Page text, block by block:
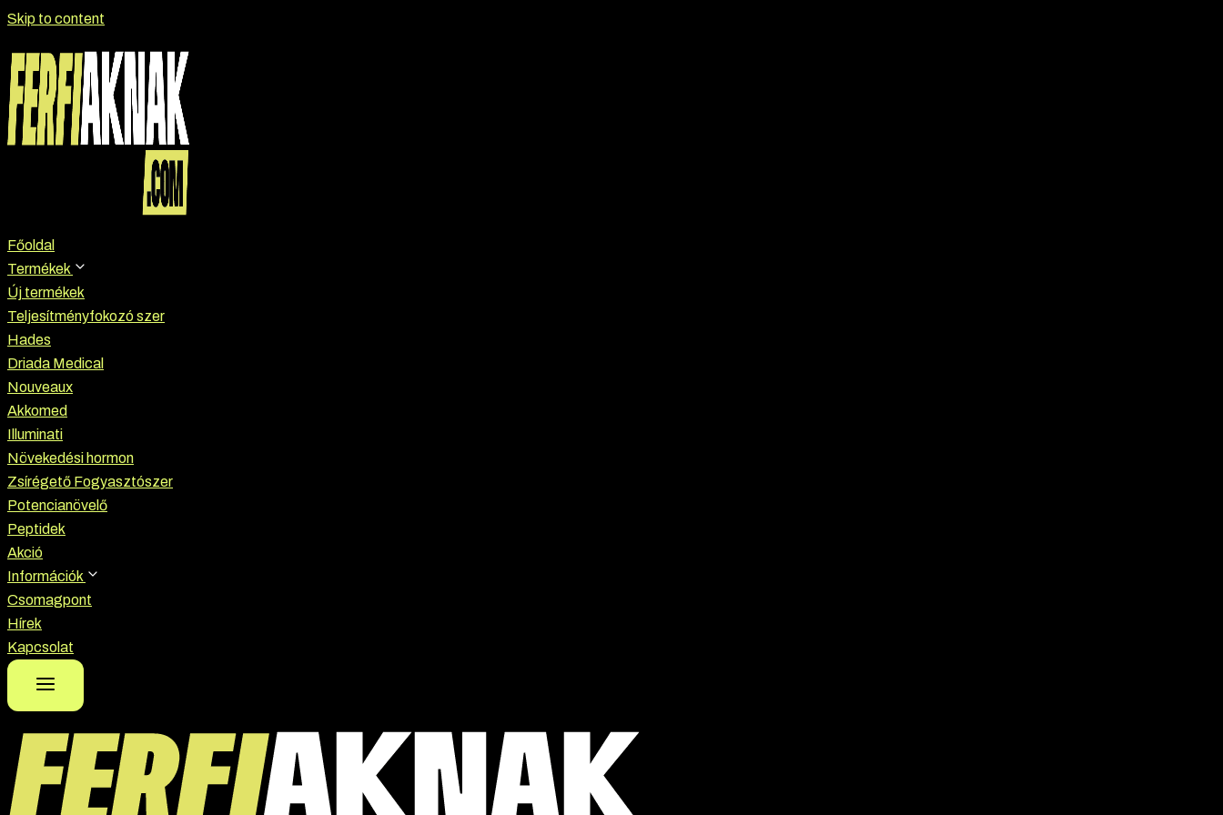
Skip to content
Főoldal
Termékek
Új termékek
Teljesítményfokozó szer
Hades
Driada Medical
Nouveaux
Akkomed
Illuminati
Növekedési hormon
Zsírégető Fogyasztószer
Potencianövelő
Peptidek
Akció
Információk
Csomagpont
Hírek
Kapcsolat